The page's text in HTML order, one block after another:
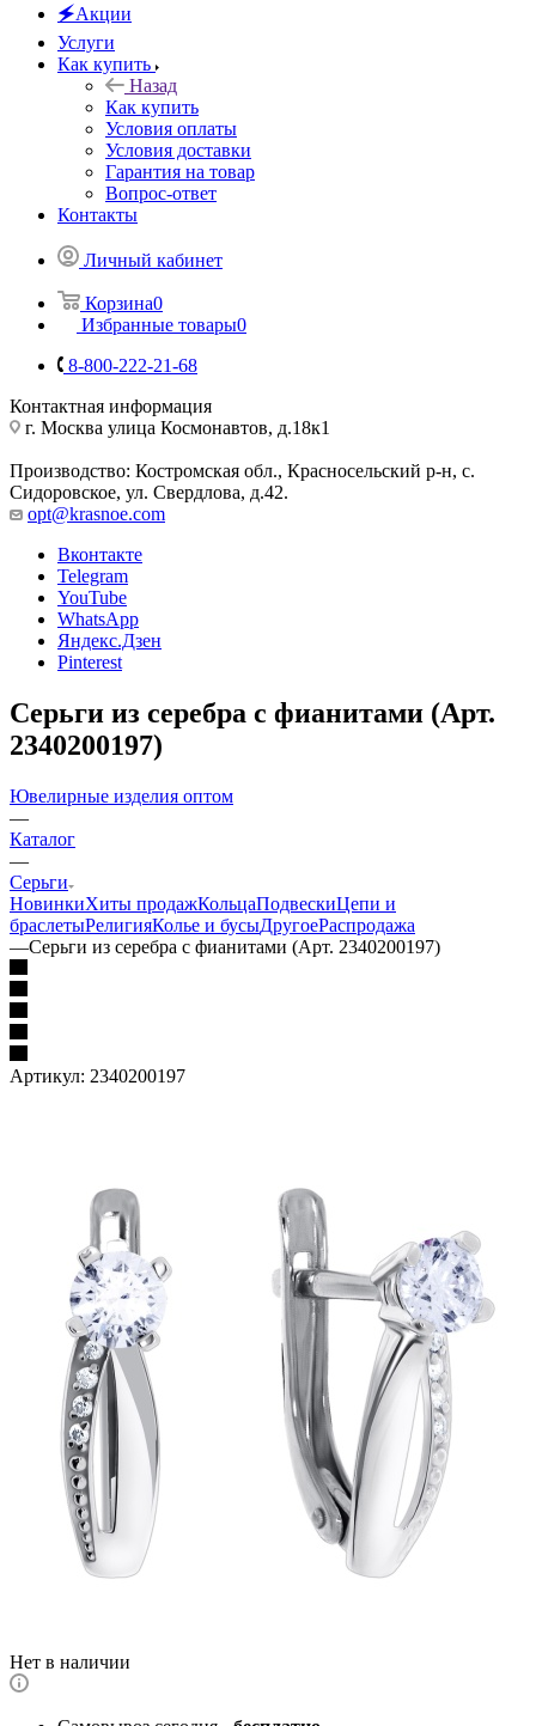
🗲Акции
Услуги
Как купить
Назад
Как купить
Условия оплаты
Условия доставки
Гарантия на товар
Вопрос-ответ
Контакты
Личный кабинет
Корзина0
Избранные товары0
8-800-222-21-68
Контактная информация
г. Москва улица Космонавтов, д.18к1
Производство: Костромская обл., Красносельский р-н, с.
Сидоровское, ул. Свердлова, д.42.
opt@krasnoe.com
Вконтакте
Telegram
YouTube
WhatsApp
Яндекс.Дзен
Pinterest
Серьги из серебра с фианитами (Арт.
2340200197)
Ювелирные изделия оптом
—
Каталог
—
Серьги
НовинкиХиты продажКольцаПодвескиЦепи и
браслетыРелигияКолье и бусыДругоеРаспродажа
—Серьги из серебра с фианитами (Арт. 2340200197)
Артикул: 2340200197
Нет в наличии